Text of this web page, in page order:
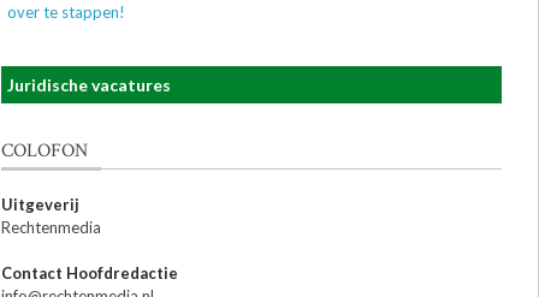
over te stappen!
Juridische vacatures
COLOFON
Uitgeverij
Rechtenmedia
Contact Hoofdredactie